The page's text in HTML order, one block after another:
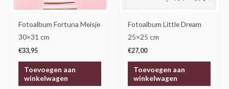
Fotoalbum Fortuna Meisje
30×31 cm
€33,95
Toevoegen aan
winkelwagen
Fotoalbum Little Dream
25×25 cm
€27,00
Toevoegen aan
winkelwagen